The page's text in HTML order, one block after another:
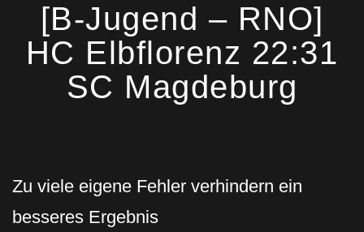
[B-Jugend – RNO]
HC Elbflorenz 22:31
SC Magdeburg
Zu viele eigene Fehler verhindern ein
besseres Ergebnis